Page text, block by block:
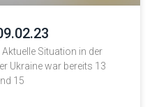
Situation in der
Ukraine war bereits 13
15